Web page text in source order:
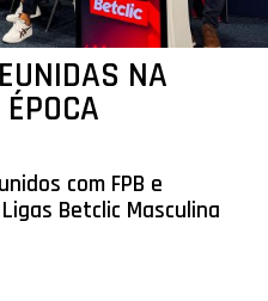
NA
com FPB e
Betclic Masculina